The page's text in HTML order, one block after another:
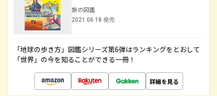
旅の図鑑
2021.06.18 発売
「地球の歩き方」図鑑シリーズ第6弾はランキングをとおして
「世界」の今を知ることができる一冊！
詳細を見る